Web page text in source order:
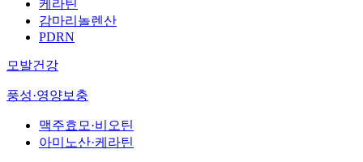
케라틴
감마리놀렌산
PDRN
모발건강
풍성·영양보충
맥주효모·비오틴
아미노산·케라틴